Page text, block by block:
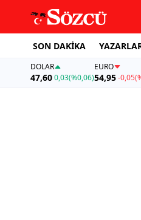
SON DAKİKA
DOLAR
47,600,03(%0,06)
EURO
54,95 -0,05